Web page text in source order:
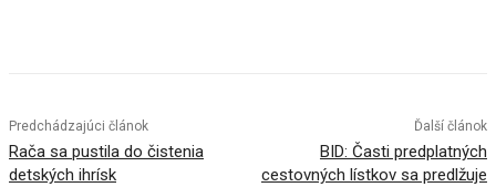
Predchádzajúci článok
Rača sa pustila do čistenia
detských ihrísk
Ďalší článok
BID: Časti predplatných
cestovných lístkov sa predlžuje